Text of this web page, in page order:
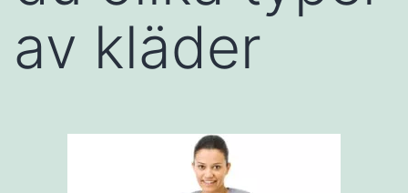
av kläder